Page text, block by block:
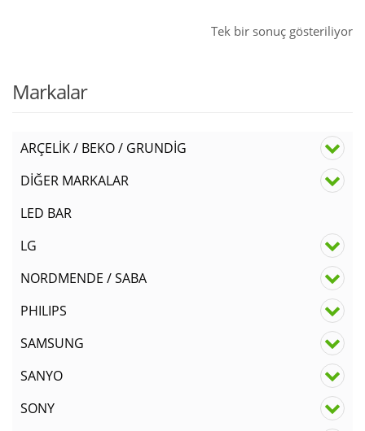
Tek bir sonuç gösteriliyor
Markalar
ARÇELİK / BEKO / GRUNDİG
DİĞER MARKALAR
LED BAR
LG
NORDMENDE / SABA
PHILIPS
SAMSUNG
SANYO
SONY